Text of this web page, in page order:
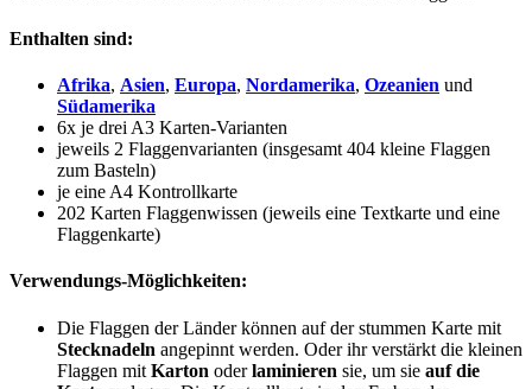
Enthalten sind:
Afrika, Asien, Europa, Nordamerika, Ozeanien und
Südamerika
6x je drei A3 Karten-Varianten
jeweils 2 Flaggenvarianten (insgesamt 404 kleine Flaggen
zum Basteln)
je eine A4 Kontrollkarte
202 Karten Flaggenwissen (jeweils eine Textkarte und eine
Flaggenkarte)
Verwendungs-Möglichkeiten:
Die Flaggen der Länder können auf der stummen Karte mit
Stecknadeln angepinnt werden. Oder ihr verstärkt die kleinen
Flaggen mit Karton oderlaminieren sie, um sie auf die